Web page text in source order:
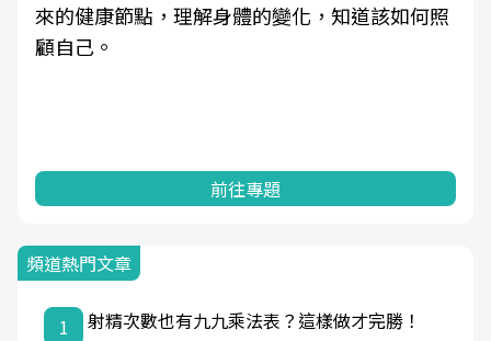
來的健康節點，理解身體的變化，知道該如何照
顧自己。
前往專題
頻道熱門文章
1 射精次數也有九九乘法表？這樣做才完勝！